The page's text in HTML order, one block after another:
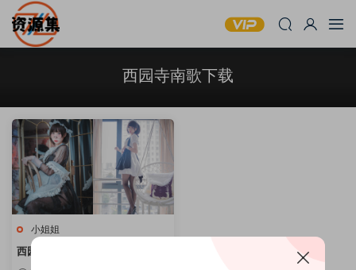
西园寺南歌下载
小姐姐
西园寺南歌 – COSPLAY写真资源
合集 [持续更新]